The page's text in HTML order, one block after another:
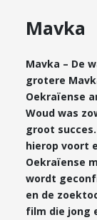
Mavka
Mavka – De
grotere
Oekraïense
Woud was
groot
hierop voort
Oekraïense
wordt
en de
film die jong